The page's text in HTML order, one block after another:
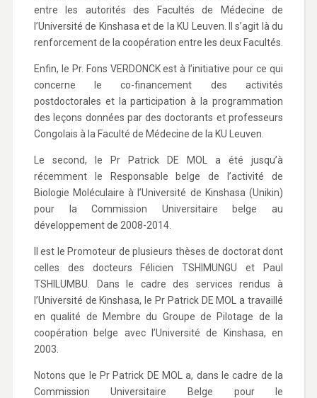
entre les autorités des Facultés de Médecine de
l’Université de Kinshasa et de la KU Leuven. Il s’agit là du
renforcement de la coopération entre les deux Facultés.
Enfin, le Pr. Fons VERDONCK est à l’initiative pour ce qui
concerne le co-financement des activités
postdoctorales et la participation à la programmation
des leçons données par des doctorants et professeurs
Congolais à la Faculté de Médecine de la KU Leuven.
Le second, le Pr Patrick DE MOL a été jusqu’à
récemment le Responsable belge de l’activité de
Biologie Moléculaire à l’Université de Kinshasa (Unikin)
pour la Commission Universitaire belge au
développement de 2008-2014.
Il est le Promoteur de plusieurs thèses de doctorat dont
celles des docteurs Félicien TSHIMUNGU et Paul
TSHILUMBU. Dans le cadre des services rendus à
l’Université de Kinshasa, le Pr Patrick DE MOL a travaillé
en qualité de Membre du Groupe de Pilotage de la
coopération belge avec l’Université de Kinshasa, en
2003.
Notons que le Pr Patrick DE MOL a, dans le cadre de la
Commission Universitaire Belge pour le